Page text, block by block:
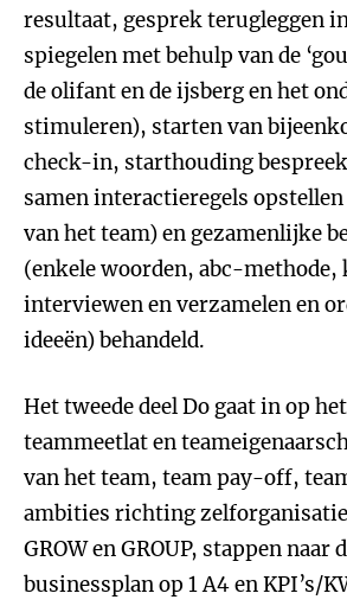
resultaat, gesprek terugleggen
spiegelen met behulp van de
de olifant en de ijsberg en het
stimuleren), starten van
check-in, starthouding
samen interactieregels
van het team) en gezamenlijke
(enkele woorden, abc-
interviewen en verzamelen en
ideeën) behandeld.
Het tweede deel Do gaat in op
teammeetlat en
van het team, team pay-off,
ambities richting
GROW en GROUP, stappen naar
businessplan op 1 A4 en KPI’s/